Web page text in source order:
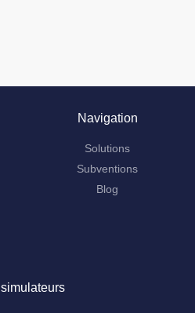
Navigation
Solutions
Subventions
Blog